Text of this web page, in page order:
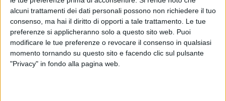
alcuni trattamenti dei dati personali possono non richiedere il tuo
consenso, ma hai il diritto di opporti a tale trattamento. Le tue
preferenze si applicheranno solo a questo sito web. Puoi
modificare le tue preferenze o revocare il consenso in qualsiasi
momento tornando su questo sito e facendo clic sul pulsante
"Privacy" in fondo alla pagina web.
incamminando sulla tua strada, nel senso che ha una
grande passione per la ginnastica. Ahimè non
potremo essere lì a Tokyo a tifare per te di persona,
ma ci saremo davanti ai teleschermi. Ti inviamo un
calorosissimo abbraccio".